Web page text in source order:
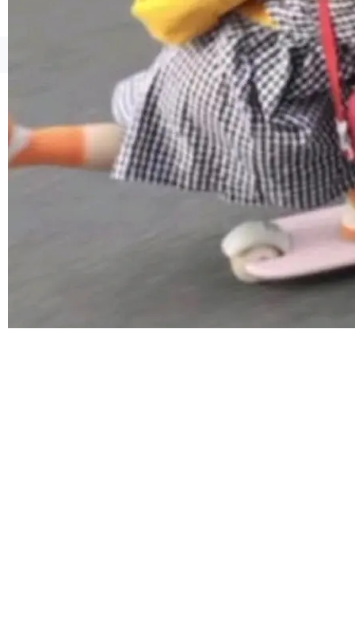
©OSCHINA(OSChina.NET) 京ICP备2025119063号